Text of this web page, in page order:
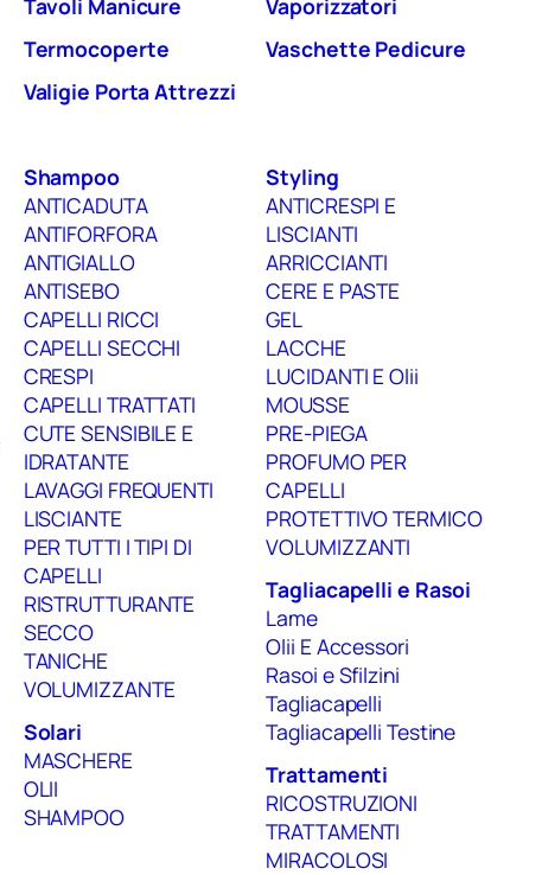
Tavoli Manicure
Termocoperte
Valigie Porta Attrezzi
Vaporizzatori
Vaschette Pedicure
Shampoo
ANTICADUTA
ANTIFORFORA
ANTIGIALLO
ANTISEBO
CAPELLI RICCI
CAPELLI SECCHI
CRESPI
CAPELLI TRATTATI
CUTE SENSIBILE E
IDRATANTE
LAVAGGI FREQUENTI
LISCIANTE
PER TUTTI I TIPI DI
CAPELLI
RISTRUTTURANTE
SECCO
TANICHE
VOLUMIZZANTE
Solari
MASCHERE
OLII
SHAMPOO
Styling
ANTICRESPI E
LISCIANTI
ARRICCIANTI
CERE E PASTE
GEL
LACCHE
LUCIDANTI E Olii
MOUSSE
PRE-PIEGA
PROFUMO PER
CAPELLI
PROTETTIVO TERMICO
VOLUMIZZANTI
Tagliacapelli e Rasoi
Lame
Olii E Accessori
Rasoi e Sfilzini
Tagliacapelli
Tagliacapelli Testine
Trattamenti
RICOSTRUZIONI
TRATTAMENTI
MIRACOLOSI